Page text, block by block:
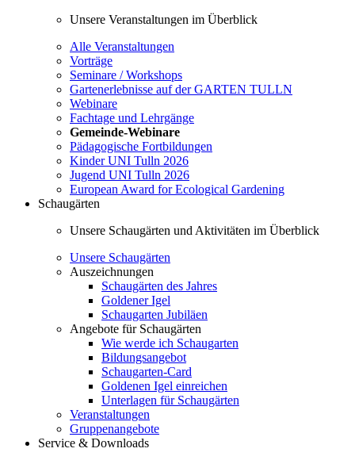
Unsere Veranstaltungen im Überblick
Alle Veranstaltungen
Vorträge
Seminare / Workshops
Gartenerlebnisse auf der GARTEN TULLN
Webinare
Fachtage und Lehrgänge
Gemeinde-Webinare
Pädagogische Fortbildungen
Kinder UNI Tulln 2026
Jugend UNI Tulln 2026
European Award for Ecological Gardening
Schaugärten
Unsere Schaugärten und Aktivitäten im Überblick
Unsere Schaugärten
Auszeichnungen
Schaugärten des Jahres
Goldener Igel
Schaugarten Jubiläen
Angebote für Schaugärten
Wie werde ich Schaugarten
Bildungsangebot
Schaugarten-Card
Goldenen Igel einreichen
Unterlagen für Schaugärten
Veranstaltungen
Gruppenangebote
Service & Downloads